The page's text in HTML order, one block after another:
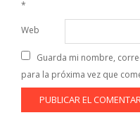
*
Web
Guarda mi nombre,
para la próxima vez que